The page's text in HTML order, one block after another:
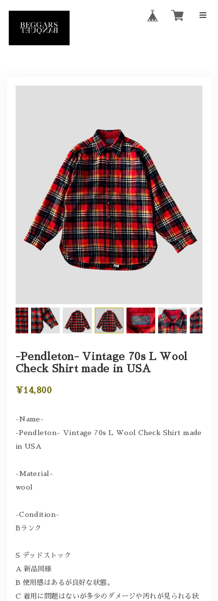
-Pendleton- Vintage 70s L Wool
Check Shirt made in USA
¥14,800
-Name-
-Pendleton- Vintage 70s L Wool Check Shirt made
in USA
-Material-
wool
-Condition-
Bランク
S デッドストック
A 新品同様
B 使用感はあるが良好な状態。
C 着用に問題はないが多少のダメージや汚れが見られる状